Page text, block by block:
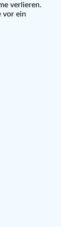
verlieren.
vor ein